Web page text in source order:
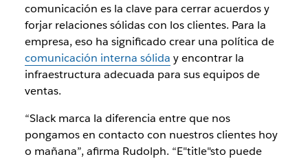
comunicación es la clave para cerrar acuerdos y
forjar relaciones sólidas con los clientes. Para la
empresa, eso ha significado crear una política de
comunicación interna sólida y encontrar la
infraestructura adecuada para sus equipos de
ventas.
“Slack marca la diferencia entre que nos
pongamos en contacto con nuestros clientes hoy
o mañana”, afirma Rudolph. “E"title"sto puede